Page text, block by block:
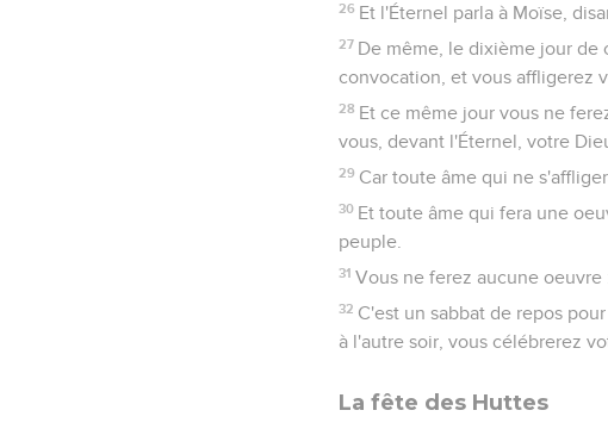
26 Et l'Éternel parla à Moïse,
27 De même, le dixième jour de
convocation, et vous affligerez
28 Et ce même jour vous ne
vous, devant l'Éternel, votre
29 Car toute âme qui ne
30 Et toute âme qui fera une
peuple.
31 Vous ne ferez aucune
32 C'est un sabbat de repos
à l'autre soir, vous célébrerez
La fête des Huttes